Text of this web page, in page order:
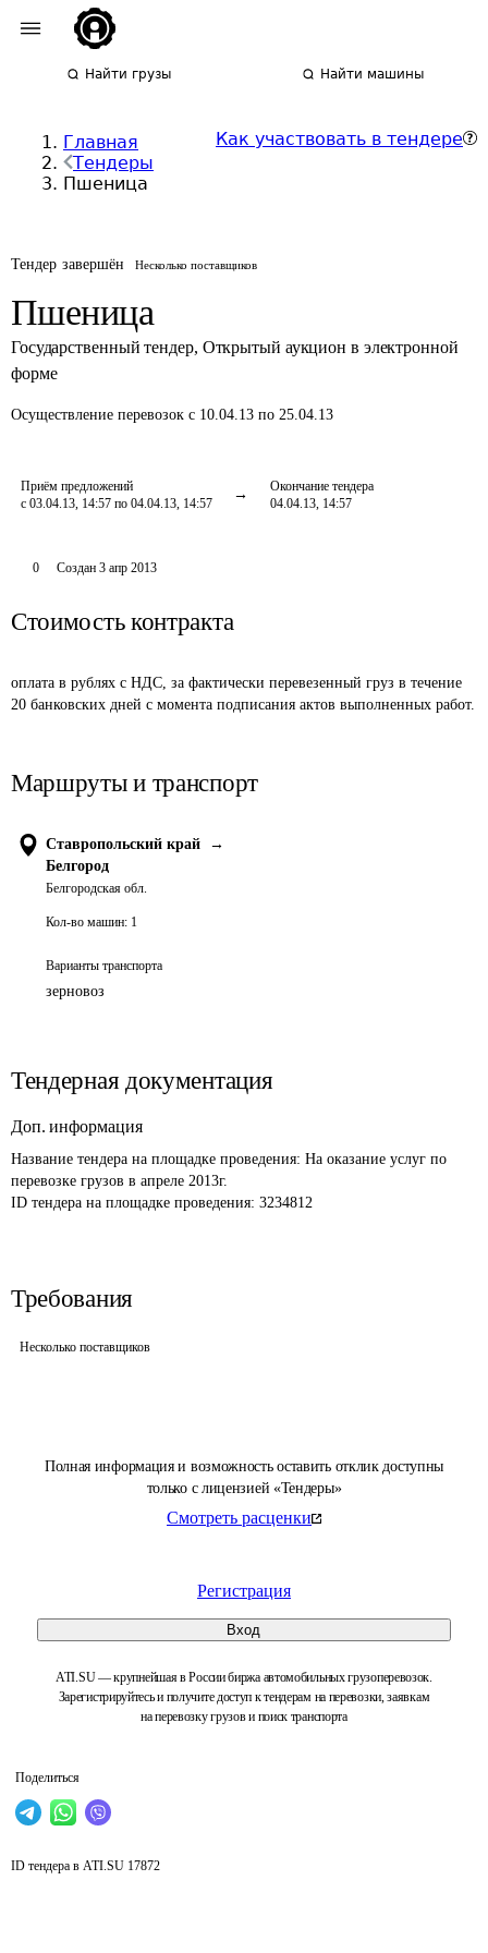
Найти грузы Найти машины
Главная
Тендеры
Пшеница
Как участвовать в тендере
Тендер завершён Несколько поставщиков
Пшеница
Государственный тендер, Открытый аукцион в электронной
форме
Осуществление перевозок с 10.04.13 по 25.04.13
Приём предложений
с 03.04.13, 14:57 по 04.04.13, 14:57
Окончание тендера
04.04.13, 14:57
Полная информация и возможность оставить отклик доступны
только с лицензией «Тендеры»
Смотреть расценки
Регистрация
Вход
ATI.SU — крупнейшая в России биржа автомобильных грузоперевозок.
Зарегистрируйтесь и получите доступ к тендерам на перевозки, заявкам
на перевозку грузов и поиск транспорта
Поделиться
0 Создан 3 апр 2013
Стоимость контракта
оплата в рублях с НДС, за фактически перевезенный груз в течение
20 банковских дней с момента подписания актов выполненных работ.
Маршруты и транспорт
Ставропольский край
→
Белгород
Белгородская обл.
Кол-во машин: 1
Варианты транспорта
зерновоз
Тендерная документация
Доп. информация
Название тендера на площадке проведения: На оказание услуг по
перевозке грузов в апреле 2013г.
ID тендера на площадке проведения: 3234812
Требования
Несколько поставщиков
ID тендера в ATI.SU 17872